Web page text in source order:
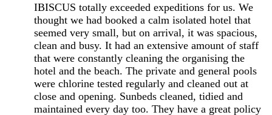
IBISCUS totally exceeded expeditions for us. We
thought we had booked a calm isolated hotel that
seemed very small, but on arrival, it was spacious,
clean and busy. It had an extensive amount of staff
that were constantly cleaning the organising the
hotel and the beach. The private and general pools
were chlorine tested regularly and cleaned out at
close and opening. Sunbeds cleaned, tidied and
maintained every day too. They have a great policy